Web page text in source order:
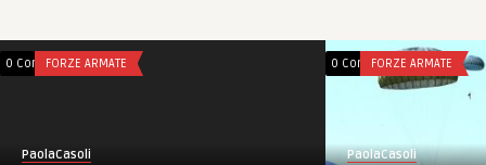
0 CommentsFORZE ARMATE
PaolaCasoli
0 CommentsFORZE ARMATE
PaolaCasoli